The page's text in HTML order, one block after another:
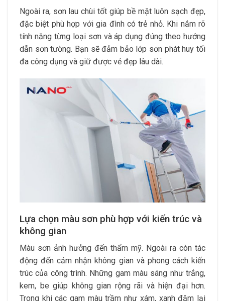
Ngoài ra, sơn lau chùi tốt giúp bề mặt luôn sạch đẹp,
đặc biệt phù hợp với gia đình có trẻ nhỏ. Khi nắm rõ
tính năng từng loại sơn và áp dụng đúng theo hướng
dẫn sơn tường. Bạn sẽ đảm bảo lớp sơn phát huy tối
đa công dụng và giữ được vẻ đẹp lâu dài.
Lựa chọn màu sơn phù hợp với kiến trúc và
không gian
Màu sơn ảnh hưởng đến thẩm mỹ. Ngoài ra còn tác
động đến cảm nhận không gian và phong cách kiến
trúc của công trình. Những gam màu sáng như trắng,
kem, be giúp không gian rộng rãi và hiện đại hơn.
Trong khi các gam màu trầm như xám, xanh đậm lại